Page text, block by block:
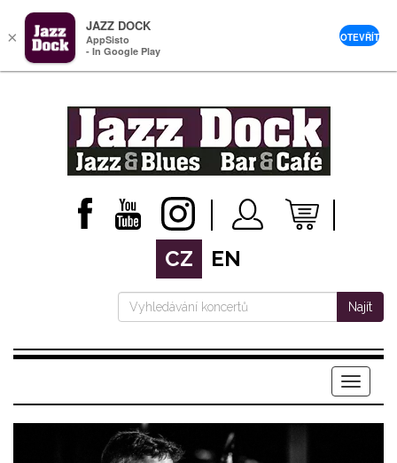
CZ EN
Najít
Menu
×
JAZZ DOCK
AppSisto
- In Google Play
OTEVŘÍT